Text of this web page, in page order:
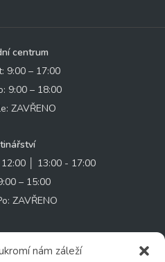
nám záleží
centrum
9:00 – 17:00
9:00 – 18:00
ZAVŘENO
│ 13:00 - 17:00
– 15:00
ZAVŘENO
kontakt: